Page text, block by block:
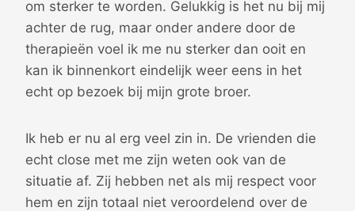
om sterker te worden. Gelukkig is het nu bij mij
achter de rug, maar onder andere door de
therapieën voel ik me nu sterker dan ooit en
kan ik binnenkort eindelijk weer eens in het
echt op bezoek bij mijn grote broer.
Ik heb er nu al erg veel zin in. De vrienden die
echt close met me zijn weten ook van de
situatie af. Zij hebben net als mij respect voor
hem en zijn totaal niet veroordelend over de